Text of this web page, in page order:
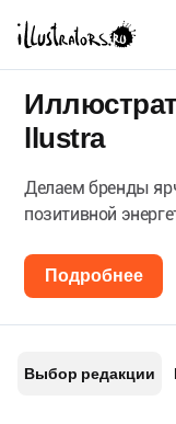
llustra
Делаем бренды
позитивной
Подробнее
Выбор редакции